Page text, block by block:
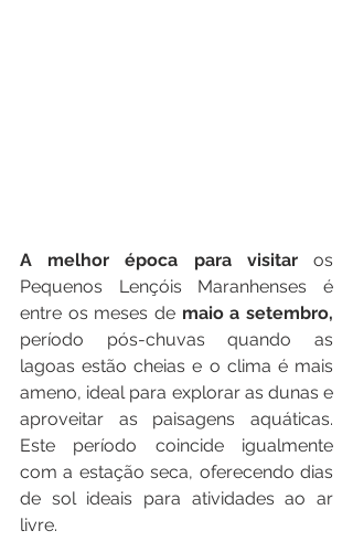
A melhor época para visitar os
Pequenos Lençóis Maranhenses é
entre os meses de
período pós-chuvas quando as
lagoas estão cheias e o clima é mais
ameno, ideal para explorar as dunas e
aproveitar as paisagens aquáticas.
Este período coincide igualmente
com a estação seca, oferecendo dias
de sol ideais para atividades ao ar
livre.